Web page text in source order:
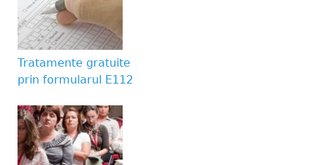
Tratamente gratuite
prin formularul E112